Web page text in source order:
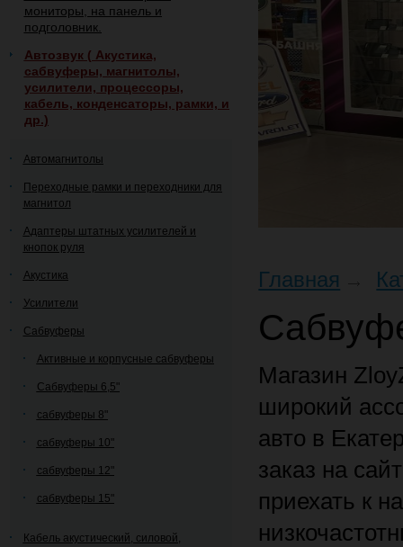
мониторы, на панель и
подголовник.
Автозвук ( Акустика,
сабвуферы, магнитолы,
усилители, процессоры,
кабель, конденсаторы, рамки, и
др.)
Автомагнитолы
Переходные рамки и переходники для
магнитол
Адаптеры штатных усилителей и
кнопок руля
Акустика
Усилители
Сабвуферы
Активные и корпусные сабвуферы
Сабвуферы 6,5"
сабвуферы 8"
сабвуферы 10"
сабвуферы 12"
сабвуферы 15"
Кабель акустический, силовой,
Главная
Магазин
широкий
авто в
заказ на
приехать к